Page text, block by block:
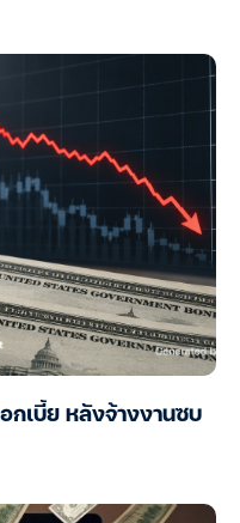
กเบี้ย หลังจ้างงานซบ